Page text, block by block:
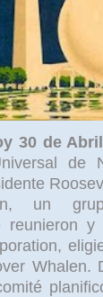
30 de
de
un
reunieron
Whalen.